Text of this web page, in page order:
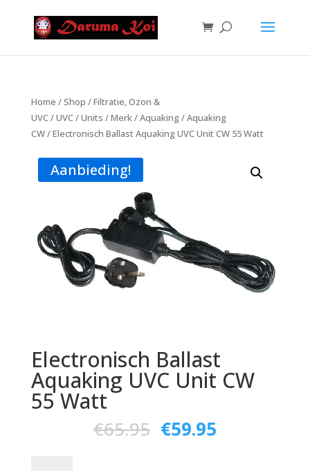
Home /Shop /Filtratie, Ozon &
UVC/UVC/Units /Merk/Aquaking /Aquaking
CW/ Electronisch Ballast Aquaking UVC Unit CW 55 Watt
Aanbieding!
Electronisch Ballast
Aquaking UVC Unit CW
55 Watt
€65.95 €59.95